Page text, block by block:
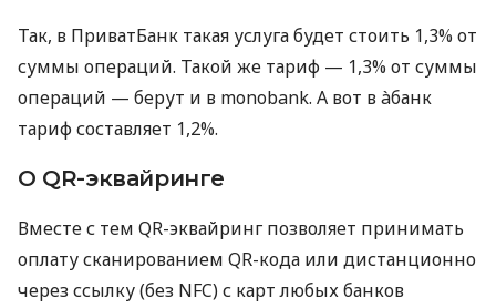
Так, в ПриватБанк такая услуга будет стоить 1,3% от
суммы операций. Такой же тариф — 1,3% от суммы
операций — берут и в monobank. А вот в àбанк
тариф составляет 1,2%.
О QR-эквайринге
Вместе с тем QR-эквайринг позволяет принимать
оплату сканированием QR-кода или дистанционно
через ссылку (без NFC) с карт любых банков